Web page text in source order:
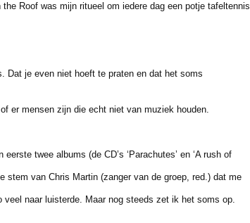
Roof was mijn ritueel om iedere dag een potje tafeltennis
je even niet hoeft te praten en dat het soms
mensen zijn die echt niet van muziek houden.
twee albums (de CD’s ‘Parachutes’ en ‘A rush of
van Chris Martin (zanger van de groep, red.) dat me
naar luisterde. Maar nog steeds zet ik het soms op.